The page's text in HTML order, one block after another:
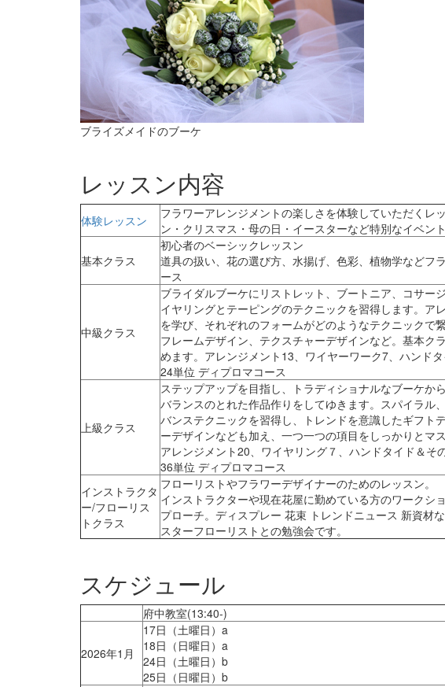
ブライズメイドのブーケ
レッスン内容
体験レッスン
フラワーアレンジメントの楽しさを体験していただくレ
ン・クリスマス・母の日・イースターなど特別なイベン
基本クラス
初心者のベーシックレッスン
道具の扱い、花の選び方、水揚げ、色彩、植物学などフ
ース
中級クラス
ブライダルブーケにリストレット、ブートニア、コサー
イヤリングとテーピングのテクニックを習得します。ア
を学び、それぞれのフォームがどのようなテクニックで
フレームデザイン、テクスチャーデザインなど。基本ク
めます。アレンジメント13、ワイヤーワーク7、ハンド
24単位 ディプロマコース
上級クラス
ステップアップを目指し、トラディショナルなブーケか
バランスのとれた作品作りをしてゆきます。スパイラル
バンステクニックを習得し、トレンドを意識したギフト
ーデザインなども加え、一つ一つの項目をしっかりとマ
アレンジメント20、ワイヤリング７、ハンドタイド＆そ
36単位 ディプロマコース
インストラクタ
ー/フローリス
トクラス
フローリストやフラワーデザイナーのためのレッスン。
インストラクターや現在花屋に勤めている方のワークシ
プローチ。ディスプレー 花束 トレンドニュース 新資材
スターフローリストとの勉強会です。
スケジュール
府中教室(13:40-)
2026年1月
17日（土曜日）a
18日（日曜日）a
24日（土曜日）b
25日（日曜日）b